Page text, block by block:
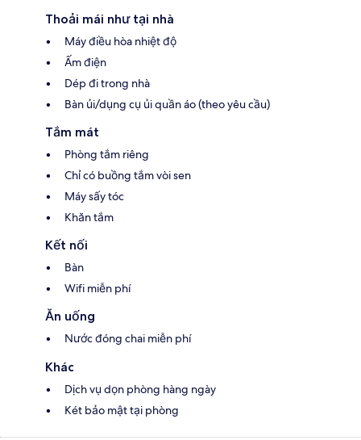
Thoải mái như tại nhà
Máy điều hòa nhiệt độ
Ấm điện
Dép đi trong nhà
Bàn ủi/dụng cụ ủi quần áo (theo yêu cầu)
Tắm mát
Phòng tắm riêng
Chỉ có buồng tắm vòi sen
Máy sấy tóc
Khăn tắm
Kết nối
Bàn
Wifi miễn phí
Ăn uống
Nước đóng chai miễn phí
Khác
Dịch vụ dọn phòng hàng ngày
Két bảo mật tại phòng